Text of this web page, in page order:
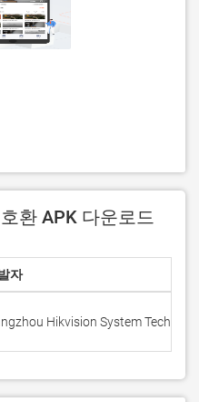
환 APK 다운로드
자
Hikvision System